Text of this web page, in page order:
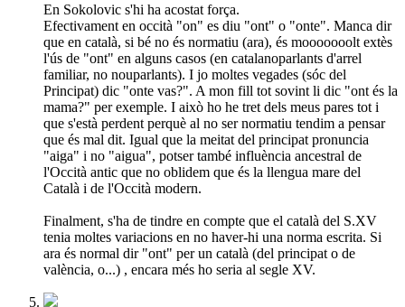
En Sokolovic s'hi ha acostat força.
Efectivament en occità "on" es diu "ont" o "onte". Manca dir
que en català, si bé no és normatiu (ara), és mooooooolt extès
l'ús de "ont" en alguns casos (en catalanoparlants d'arrel
familiar, no nouparlants). I jo moltes vegades (sóc del
Principat) dic "onte vas?". A mon fill tot sovint li dic "ont és la
mama?" per exemple. I això ho he tret dels meus pares tot i
que s'està perdent perquè al no ser normatiu tendim a pensar
que és mal dit. Igual que la meitat del principat pronuncia
"aiga" i no "aigua", potser també influència ancestral de
l'Occità antic que no oblidem que és la llengua mare del
Català i de l'Occità modern.
Finalment, s'ha de tindre en compte que el català del S.XV
tenia moltes variacions en no haver-hi una norma escrita. Si
ara és normal dir "ont" per un català (del principat o de
valència, o...) , encara més ho seria al segle XV.